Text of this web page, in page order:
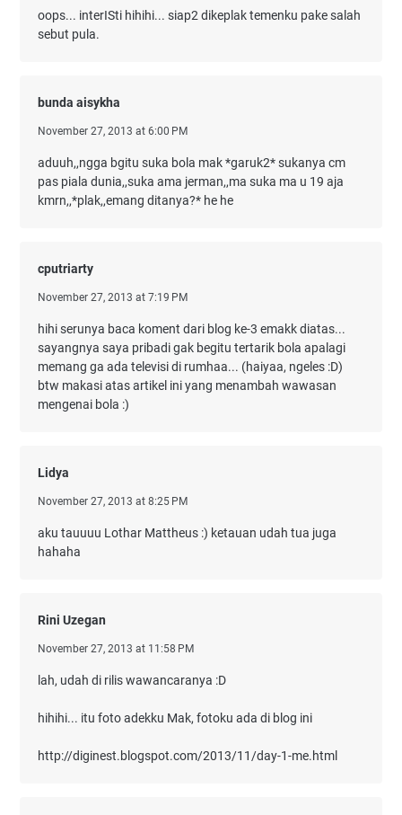
oops... interISti hihihi... siap2 dikeplak temenku pake salah
sebut pula.
bunda aisykha
November 27, 2013 at 6:00 PM
aduuh,,ngga bgitu suka bola mak *garuk2* sukanya cm
pas piala dunia,,suka ama jerman,,ma suka ma u 19 aja
kmrn,,*plak,,emang ditanya?* he he
cputriarty
November 27, 2013 at 7:19 PM
hihi serunya baca koment dari blog ke-3 emakk diatas...
sayangnya saya pribadi gak begitu tertarik bola apalagi
memang ga ada televisi di rumhaa... (haiyaa, ngeles :D)
btw makasi atas artikel ini yang menambah wawasan
mengenai bola :)
Lidya
November 27, 2013 at 8:25 PM
aku tauuuu Lothar Mattheus :) ketauan udah tua juga
hahaha
Rini Uzegan
November 27, 2013 at 11:58 PM
lah, udah di rilis wawancaranya :D
hihihi... itu foto adekku Mak, fotoku ada di blog ini
http://diginest.blogspot.com/2013/11/day-1-me.html